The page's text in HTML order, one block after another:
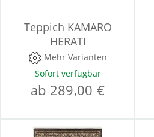
Teppich KAMARO
HERATI
Mehr Varianten
Sofort verfügbar
ab 289,00 €